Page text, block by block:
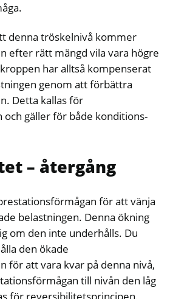
denna tröskelnivå kommer
efter rätt mängd vila vara högre
har alltså kompenserat
genom att förbättra
Detta kallas för
gäller för både konditions-
– återgång
för att vänja
belastningen. Denna ökning
om den inte underhålls. Du
den ökade
för att vara kvar på denna nivå,
till nivån den låg
för reversibilitetsprincipen.